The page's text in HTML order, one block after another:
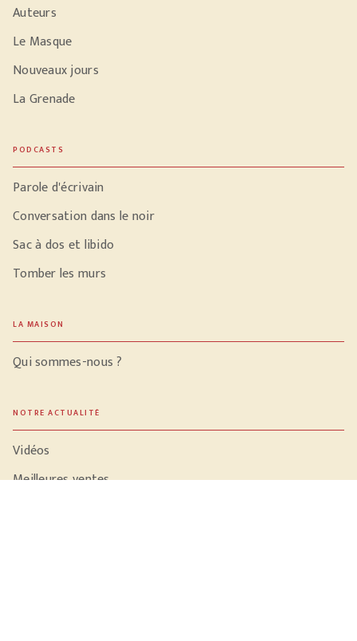
Auteurs
Le Masque
Nouveaux jours
La Grenade
PODCASTS
Parole d'écrivain
Conversation dans le noir
Sac à dos et libido
Tomber les murs
LA MAISON
Qui sommes-nous ?
NOTRE ACTUALITÉ
Vidéos
Meilleures ventes